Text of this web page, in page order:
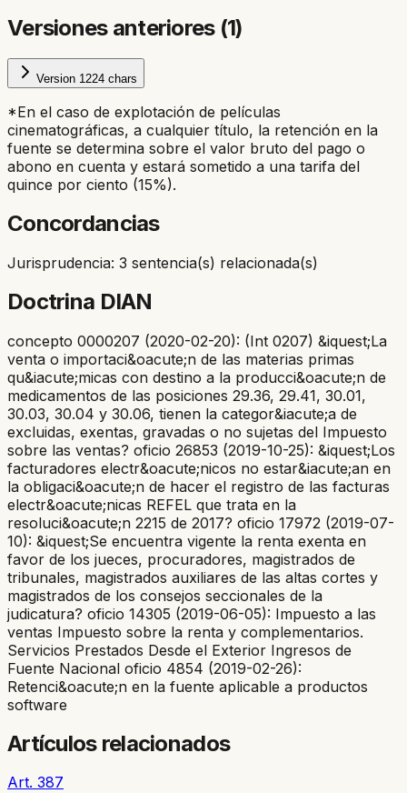
Versiones anteriores (1)
Version 1224 chars
*En el caso de explotación de películas
cinematográficas, a cualquier título, la retención en la
fuente se determina sobre el valor bruto del pago o
abono en cuenta y estará sometido a una tarifa del
quince por ciento (15%).
Concordancias
Jurisprudencia: 3 sentencia(s) relacionada(s)
Doctrina DIAN
concepto 0000207 (2020-02-20): (Int 0207) &iquest;La
venta o importaci&oacute;n de las materias primas
qu&iacute;micas con destino a la producci&oacute;n de
medicamentos de las posiciones 29.36, 29.41, 30.01,
30.03, 30.04 y 30.06, tienen la categor&iacute;a de
excluidas, exentas, gravadas o no sujetas del Impuesto
sobre las ventas? oficio 26853 (2019-10-25): &iquest;Los
facturadores electr&oacute;nicos no estar&iacute;an en
la obligaci&oacute;n de hacer el registro de las facturas
electr&oacute;nicas REFEL que trata en la
resoluci&oacute;n 2215 de 2017? oficio 17972 (2019-07-
10): &iquest;Se encuentra vigente la renta exenta en
favor de los jueces, procuradores, magistrados de
tribunales, magistrados auxiliares de las altas cortes y
magistrados de los consejos seccionales de la
judicatura? oficio 14305 (2019-06-05): Impuesto a las
ventas Impuesto sobre la renta y complementarios.
Servicios Prestados Desde el Exterior Ingresos de
Fuente Nacional oficio 4854 (2019-02-26):
Retenci&oacute;n en la fuente aplicable a productos
software
Artículos relacionados
Art. 387